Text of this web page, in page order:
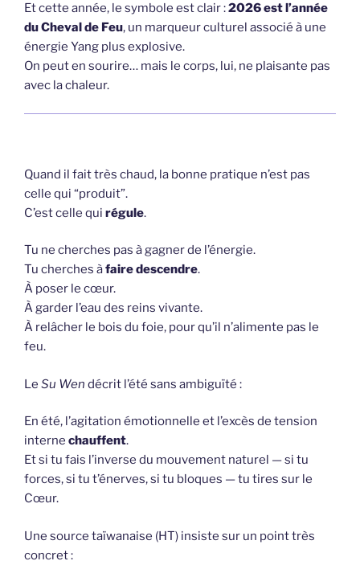
Et cette année, le symbole est clair :2026 est l’année
du Cheval de Feu, un marqueur culturel associé à une
énergie Yang plus explosive.
On peut en sourire… mais le corps, lui, ne plaisante pas
avec la chaleur.
Quand il fait très chaud, la bonne pratique n’est pas
celle qui “produit”.
C’est celle qui régule.
Tu ne cherches pas à gagner de l’énergie.
Tu cherches àfaire descendre.
À poser le cœur.
À garder l’eau des reins vivante.
À relâcher le bois du foie, pour qu’il n’alimente pas le
feu.
Le Su Wen décrit l’été sans ambiguïté :
En été, l’agitation émotionnelle et l’excès de tension
interne chauffent.
Et si tu fais l’inverse du mouvement naturel — si tu
forces, si tu t’énerves, si tu bloques — tu tires sur le
Cœur.
Une source taïwanaise (HT) insiste sur un point très
concret :